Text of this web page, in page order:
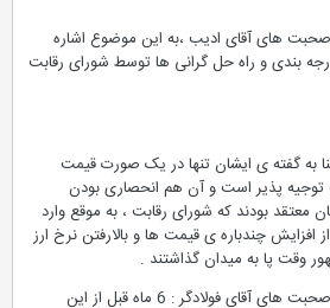
های آقای ادیب ،به این موضوع اشاره
بندی و راه حل گرانی ها توسط شورای رقابت
گفته ی ایشان تنها در یک صورت قیمت
پذیر است و آن هم انحصاری بودن
بودند که شورای رقابت ، به موقع وارد
چندباره ی قیمت ها و بالارفتن نرخ ارز
وقت پا به میدان گذاشتند .
آقای پژویان در پاسخ به صحبت های آقای فولادگر : 6 ماه قبل از این